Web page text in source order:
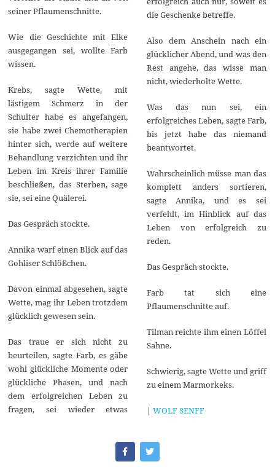
seiner Pflaumenschnitte.
Wie die Geschichte mit Elke
ausgegangen sei, wollte Farb
wissen.
Krebs, sagte Wette, mit
lästigem Schmerz in der
Schulter habe es angefangen,
sie habe zwei Chemotherapien
hinter sich, werde auf weitere
Behandlung verzichten und ihr
Leben im Kreis ihrer Familie
beschließen, das Sterben, sage
sie, sei eine Quälerei.
Das Gespräch stockte.
Annika warf einen Blick auf das
Gohliser Schlößchen.
Davon einmal abgesehen, sagte
Wette, mag ihr Leben trotzdem
glücklich gewesen sein.
Das traue er sich nicht zu
beurteilen, sagte Farb, es gäbe
wohl glückliche Momente oder
glückliche Phasen, und nach
dem erfolgreichen Leben zu
fragen, sei wieder etwas
die Geschenke betreffe.
Also dem Anschein nach ein
glücklicher Abend, und was den
Rest angehe, das wisse man
nicht, wiederholte Wette.
Was das nun sei, ein
erfolgreiches Leben, sagte Farb,
bis jetzt habe das niemand
beantwortet.
Wahrscheinlich müsse man das
komplett anders sortieren,
sagte Annika, und es sei
verfehlt, im Hinblick auf das
Leben von erfolgreich zu
reden.
Das Gespräch stockte.
Farb tat sich eine
Pflaumenschnitte auf.
Tilman reichte ihm einen Löffel
Sahne.
Schwierig, sagte Wette und griff
zu einem Marmorkeks.
| WOLF SENFF